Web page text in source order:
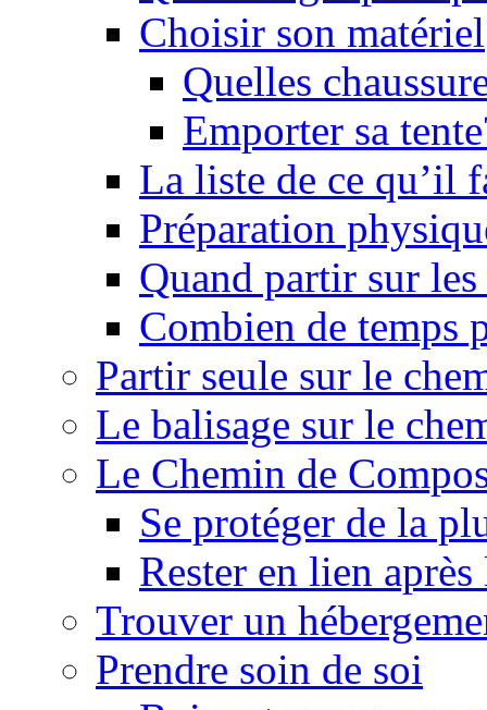
Choisir son matériel
Quelles
Emporter sa
La liste de ce qu’il
Préparation
Quand partir sur
Combien de
Partir seule sur le
Le balisage sur le
Le Chemin de
Se protéger de la
Rester en lien
Trouver un
Prendre soin de soi